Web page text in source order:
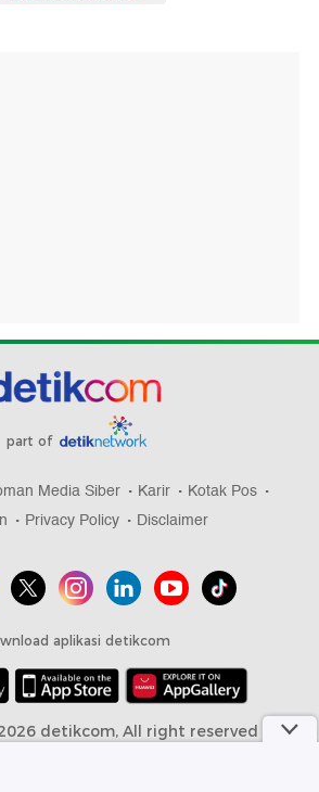
part of
Media Siber Karir
Kotak Pos
Privacy Policy Disclaimer
aplikasi detikcom
detikcom, All right reserved